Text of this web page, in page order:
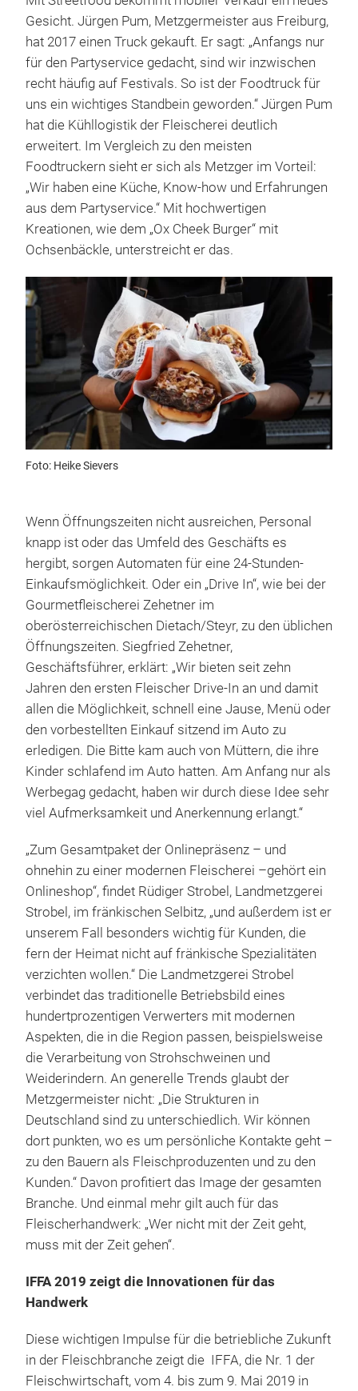
Gesicht. Jürgen Pum, Metzgermeister aus Freiburg,
hat 2017 einen Truck gekauft. Er sagt: „Anfangs nur
für den Partyservice gedacht, sind wir inzwischen
recht häufig auf Festivals. So ist der Foodtruck für
uns ein wichtiges Standbein geworden.“ Jürgen Pum
hat die Kühllogistik der Fleischerei deutlich
erweitert. Im Vergleich zu den meisten
Foodtruckern sieht er sich als Metzger im Vorteil:
„Wir haben eine Küche, Know-how und Erfahrungen
aus dem Partyservice.“ Mit hochwertigen
Kreationen, wie dem „Ox Cheek Burger“ mit
Ochsenbäckle, unterstreicht er das.
Foto: Heike Sievers
Wenn Öffnungszeiten nicht ausreichen, Personal
knapp ist oder das Umfeld des Geschäfts es
hergibt, sorgen Automaten für eine 24-Stunden-
Einkaufsmöglichkeit. Oder ein „Drive In“, wie bei der
Gourmetfleischerei Zehetner im
oberösterreichischen Dietach/Steyr, zu den üblichen
Öffnungszeiten. Siegfried Zehetner,
Geschäftsführer, erklärt: „Wir bieten seit zehn
Jahren den ersten Fleischer Drive-In an und damit
allen die Möglichkeit, schnell eine Jause, Menü oder
den vorbestellten Einkauf sitzend im Auto zu
erledigen. Die Bitte kam auch von Müttern, die ihre
Kinder schlafend im Auto hatten. Am Anfang nur als
Werbegag gedacht, haben wir durch diese Idee sehr
viel Aufmerksamkeit und Anerkennung erlangt.“
„Zum Gesamtpaket der Onlinepräsenz – und
ohnehin zu einer modernen Fleischerei –gehört ein
Onlineshop“, findet Rüdiger Strobel, Landmetzgerei
Strobel, im fränkischen Selbitz, „und außerdem ist er
unserem Fall besonders wichtig für Kunden, die
fern der Heimat nicht auf fränkische Spezialitäten
verzichten wollen.“ Die Landmetzgerei Strobel
verbindet das traditionelle Betriebsbild eines
hundertprozentigen Verwerters mit modernen
Aspekten, die in die Region passen, beispielsweise
die Verarbeitung von Strohschweinen und
Weiderindern. An generelle Trends glaubt der
Metzgermeister nicht: „Die Strukturen in
Deutschland sind zu unterschiedlich. Wir können
dort punkten, wo es um persönliche Kontakte geht –
zu den Bauern als Fleischproduzenten und zu den
Kunden.“ Davon profitiert das Image der gesamten
Branche. Und einmal mehr gilt auch für das
Fleischerhandwerk: „Wer nicht mit der Zeit geht,
muss mit der Zeit gehen“.
IFFA 2019 zeigt die Innovationen für das
Handwerk
Diese wichtigen Impulse für die betriebliche Zukunft
in der Fleischbranche zeigt die IFFA, die Nr. 1 der
Fleischwirtschaft, vom 4. bis zum 9. Mai 2019 in